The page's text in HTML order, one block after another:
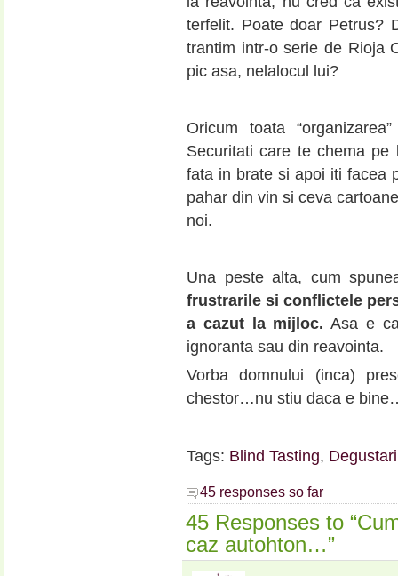
terfelit. Poate doar Petrus?
trantim intr-o serie de Rioja
pic asa, nelalocul lui?
Oricum toata
Securitati care te chema
fata in brate si apoi iti facea
pahar din vin si ceva
noi.
Una peste alta, cum
frustrarile si conflictele
a cazut la mijloc. Asa e
ignoranta sau din reavointa.
Vorba domnului (inca)
chestor…nu stiu daca e
Tags: Blind Tasting, Degustari
45 responses so far
45 Responses to
caz autohton…”